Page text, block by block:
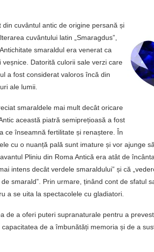
cuvântul antic de origine persană și
cuvântului latin „Smaragdus”,
smaraldul era venerat ca
Datorită culorii sale verzi care
a fost considerat valoros încă din
ale lumii.
smaraldele mai mult decât oricare
această piatră semiprețioasă a fost
ce înseamnă fertilitate și renaștere. În
cu o nuanță pală sunt imature și vor ajunge
Pliniu din Roma Antică era atât de
intens decât verdele smaraldului” și că
smarald”. Prin urmare, ținând cont de sfatul
a se uita la spectacolele cu gladiatori.
de a oferi puteri supranaturale pentru a
de a îmbunătăți memoria și de a